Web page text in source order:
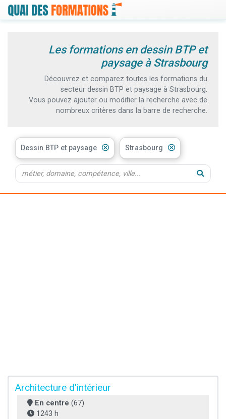
Les formations en dessin BTP et
paysage à Strasbourg
Découvrez et comparez toutes les formations du
secteur dessin BTP et paysage à Strasbourg.
Vous pouvez ajouter ou modifier la recherche avec de
nombreux critères dans la barre de recherche.
Dessin BTP et paysage Strasbourg
Architecture d'intérieur
En centre (67)
1243 h